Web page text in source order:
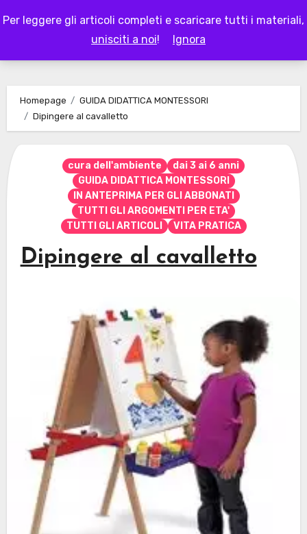
Per leggere gli articoli completi e scaricare tutti i materiali,
unisciti a noi! Ignora
to
LAPAPPADOLCE
Homepage
GUIDA DIDATTICA MONTESSORI
Dipingere al cavalletto
cura dell'ambiente
dai 3 ai 6 anni
GUIDA DIDATTICA MONTESSORI
IN ANTEPRIMA PER GLI ABBONATI
TUTTI GLI ARGOMENTI PER ETA'
TUTTI GLI ARTICOLI
VITA PRATICA
Dipingere al cavalletto